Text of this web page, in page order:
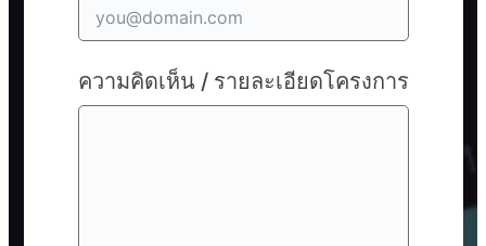
ความคิดเห็น / รายละเอียดโครงการ